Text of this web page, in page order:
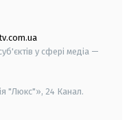
у сфері медіа —
"Люкс"», 24 Канал.